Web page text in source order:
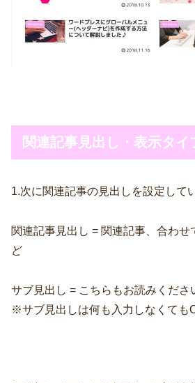
関連記事見出し・表示タイ
1.次に関連記事の見出しを設定して
関連記事見出し = 関連記事、合わ
ど
サブ見出し = こちらもお読みくだ
※サブ見出しは何も入力しなくても